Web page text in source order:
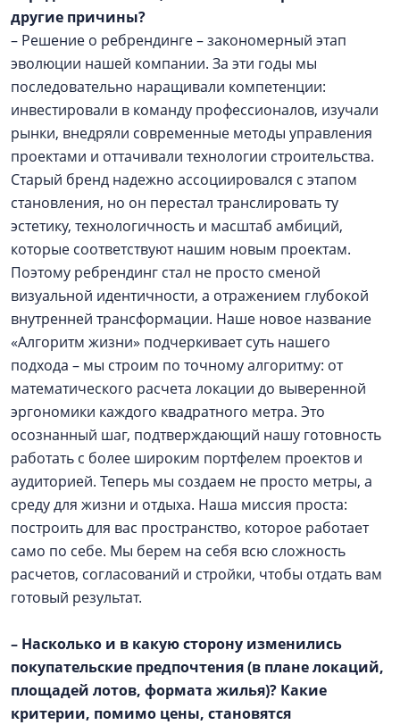
другие причины?
– Решение о ребрендинге – закономерный этап
эволюции нашей компании. За эти годы мы
последовательно наращивали компетенции:
инвестировали в команду профессионалов, изучали
рынки, внедряли современные методы управления
проектами и оттачивали технологии строительства.
Старый бренд надежно ассоциировался с этапом
становления, но он перестал транслировать ту
эстетику, технологичность и масштаб амбиций,
которые соответствуют нашим новым проектам.
Поэтому ребрендинг стал не просто сменой
визуальной идентичности, а отражением глубокой
внутренней трансформации. Наше новое название
«Алгоритм жизни» подчеркивает суть нашего
подхода – мы строим по точному алгоритму: от
математического расчета локации до выверенной
эргономики каждого квадратного метра. Это
осознанный шаг, подтверждающий нашу готовность
работать с более широким портфелем проектов и
аудиторией. Теперь мы создаем не просто метры, а
среду для жизни и отдыха. Наша миссия проста:
построить для вас пространство, которое работает
само по себе. Мы берем на себя всю сложность
расчетов, согласований и стройки, чтобы отдать вам
готовый результат.
– Насколько и в какую сторону изменились
покупательские предпочтения (в плане локаций,
площадей лотов, формата жилья)? Какие
критерии, помимо цены, становятся